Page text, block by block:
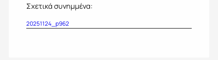
Σχετικά συνημμένα:
20251124_p962